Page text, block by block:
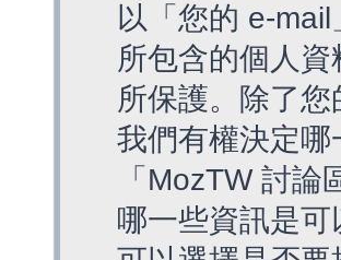
以「您的 e-
所包含的個人
所保護。除了
我們有權決定
「MozTW 討
哪一些資訊是